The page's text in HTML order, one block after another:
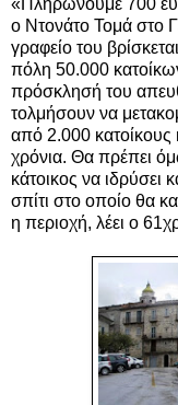
ο Ντονάτο Τομά στο
γραφείο του
πόλη 50.000
πρόσκλησή του
τολμήσουν να
από 2.000 κατοίκους
χρόνια. Θα πρέπει
κάτοικος να ιδρύσει
σπίτι στο οποίο θα
η περιοχή, λέει ο